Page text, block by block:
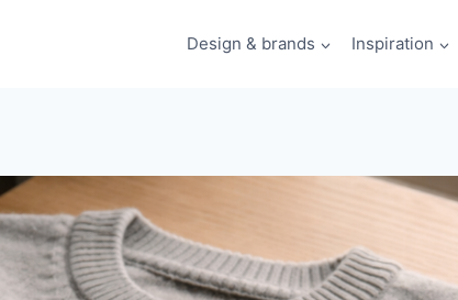
Design & brands Inspiration